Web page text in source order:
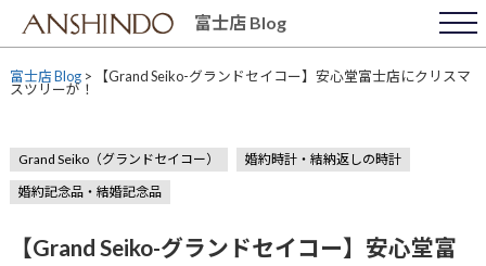
content
富士店 Blog
富士店 Blog> 【Grand Seiko-グランドセイコー】安心堂富士店にクリスマ
スツリーが！
Grand Seiko（グランドセイコー）
婚約時計・結納返しの時計
婚約記念品・結婚記念品
【Grand Seiko-グランドセイコー】安心堂富